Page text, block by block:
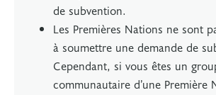
de subvention.
Les Premières Nations ne sont
à soumettre une demande de
Cependant, si vous êtes un
communautaire d’une Première